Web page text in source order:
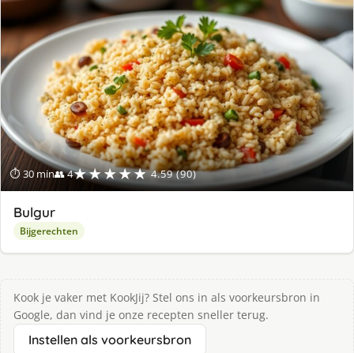
⏱ 30 min👥 4★★★★★ 4.59 (90)
Bulgur
Bijgerechten
Kook je vaker met KookJij? Stel ons in als voorkeursbron in
Google, dan vind je onze recepten sneller terug.
Instellen als voorkeursbron